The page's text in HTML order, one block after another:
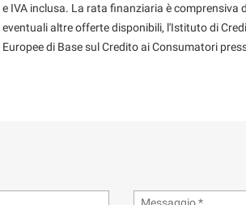
inclusa. La rata finanziaria è comprensiva
altre offerte disponibili, l'Istituto di
di Base sul Credito ai Consumatori